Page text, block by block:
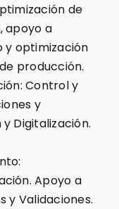
de
apoyo a
y optimización
producción.
Control y
y
Digitalización.
Apoyo a
y Validaciones.